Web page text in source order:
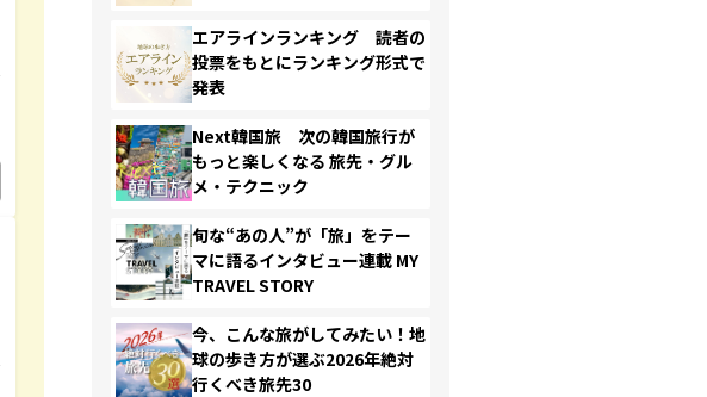
エアラインランキング 読者の
投票をもとにランキング形式で
発表
Next韓国旅 次の韓国旅行が
もっと楽しくなる 旅先・グル
メ・テクニック
旬な“あの人”が「旅」をテー
マに語るインタビュー連載 MY
TRAVEL STORY
今、こんな旅がしてみたい！地
球の歩き方が選ぶ2026年絶対
行くべき旅先30